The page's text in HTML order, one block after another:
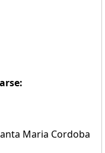
Maria Cordoba